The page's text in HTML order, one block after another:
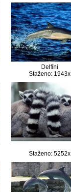
Delfíni
Staženo: 1943x
Staženo: 5252x